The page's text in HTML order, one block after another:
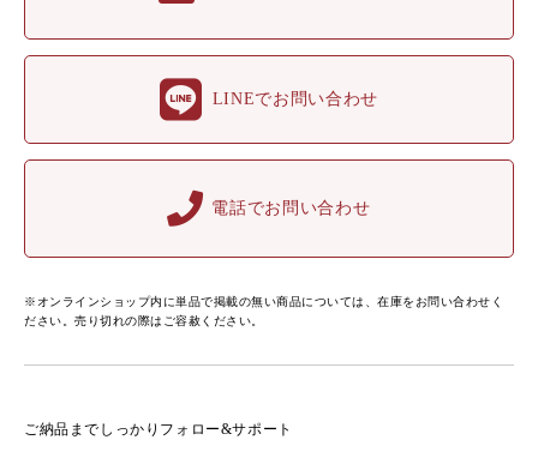
LINEでお問い合わせ
電話でお問い合わせ
※オンラインショップ内に単品で掲載の無い商品については、在庫をお問い合わせく
ださい。売り切れの際はご容赦ください。
ご納品までしっかりフォロー&サポート